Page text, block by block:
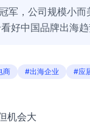
军，公司规模小而
好中国品牌出海趋
商 #出海企业 #应
机会大